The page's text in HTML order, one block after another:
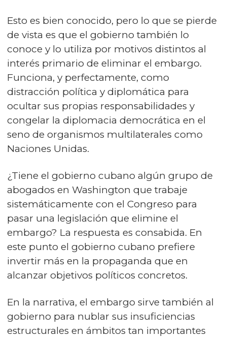
Esto es bien conocido, pero lo que se pierde
de vista es que el gobierno también lo
conoce y lo utiliza por motivos distintos al
interés primario de eliminar el embargo.
Funciona, y perfectamente, como
distracción política y diplomática para
ocultar sus propias responsabilidades y
congelar la diplomacia democrática en el
seno de organismos multilaterales como
Naciones Unidas.
¿Tiene el gobierno cubano algún grupo de
abogados en Washington que trabaje
sistemáticamente con el Congreso para
pasar una legislación que elimine el
embargo? La respuesta es consabida. En
este punto el gobierno cubano prefiere
invertir más en la propaganda que en
alcanzar objetivos políticos concretos.
En la narrativa, el embargo sirve también al
gobierno para nublar sus insuficiencias
estructurales en ámbitos tan importantes